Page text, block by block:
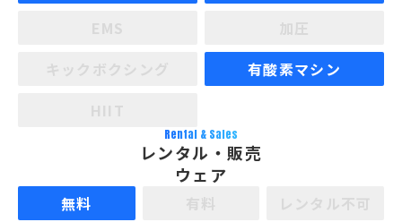
有酸素マシン
Rental & Sales
レンタル・販売
ウェア
無料